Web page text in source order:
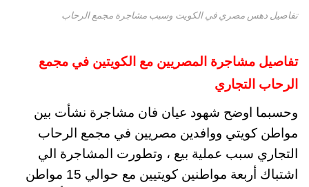
تفاصيل دهس مصري في الكويت وسبب مشاجرة مجمع الرحاب
تفاصيل مشاجرة المصريين مع الكويتين في مجمع
الرحاب التجاري
وحسبما اوضح شهود عيان فان مشاجرة نشأت بين
مواطن كويتي ووافدين مصريين في مجمع الرحاب
التجاري سبب عملية بيع ، وتطورت المشاجرة الي
اشتباك أربعة مواطنين كويتيين مع حوالي 15 مواطن